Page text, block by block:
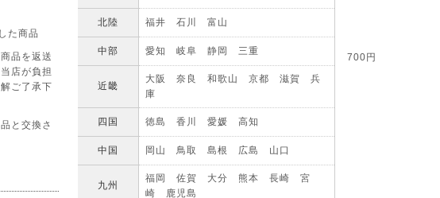
た商品
品を返送
店が負担
ご了承下
と交換さ
700円
北陸 福井 石川 富山
中部 愛知 岐阜 静岡 三重
近畿
大阪 奈良 和歌山 京都 滋賀 兵
庫
四国 徳島 香川 愛媛 高知
中国 岡山 鳥取 島根 広島 山口
九州
福岡 佐賀 大分 熊本 長崎 宮
崎 鹿児島